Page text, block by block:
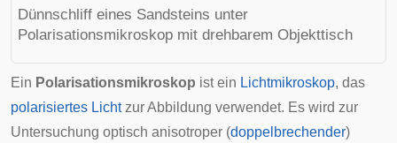
Dünnschliff eines Sandsteins unter
Polarisationsmikroskop mit drehbarem Objekttisch
Ein Polarisationsmikroskop ist ein Lichtmikroskop, das
polarisiertes Lichtzur Abbildung verwendet. Es wird zur
Untersuchung optisch anisotroper (doppelbrechender)